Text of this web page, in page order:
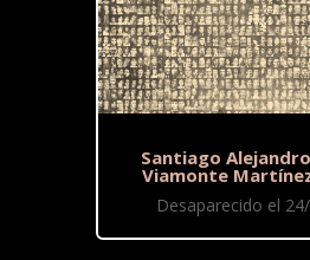
Santiago
Viamonte
Desaparecido el